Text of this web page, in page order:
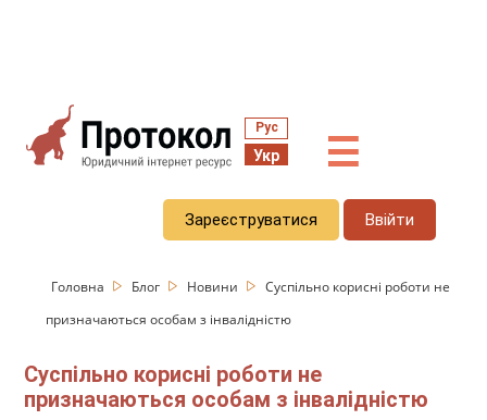
Рус
Укр ☰
Зареєструватися Ввійти
Головна Блог Новини
Суспільно корисні роботи не
призначаються особам з інвалідністю
Суспільно корисні роботи не
призначаються особам з інвалідністю